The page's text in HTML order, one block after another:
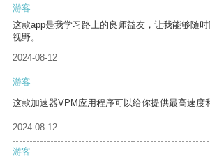
游客
这款app是我学习路上的良师益友，让我能够随
视野。
2024-08-12
游客
这款加速器VPM应用程序可以给你提供最高速度
2024-08-12
游客